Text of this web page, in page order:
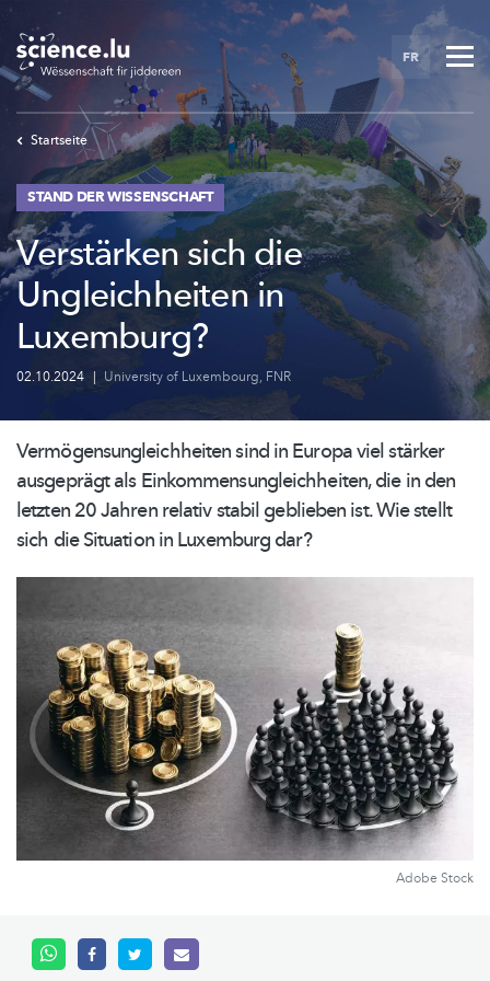
Skip
main
content
FR
Startseite
STAND DER WISSENSCHAFT
Verstärken sich die
Ungleichheiten in
Luxemburg?
02.10.2024 | University of Luxembourg, FNR
Vermögensungleichheitensind in Europa viel stärker
ausgeprägt als Einkommensungleichheiten,die in den
letzten 20 Jahren relativ stabil geblieben ist. Wie stellt
sich die Situation in Luxemburg dar?
Adobe Stock